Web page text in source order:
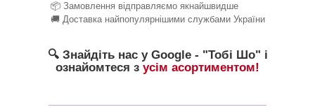
📦 Замовлення відправляємо якнайшвидше
🚚 Доставка найпопулярнішими службами України
🔍 Знайдіть нас у Google - "Тобі Шо" і
ознайомтеся з усім асортиментом!